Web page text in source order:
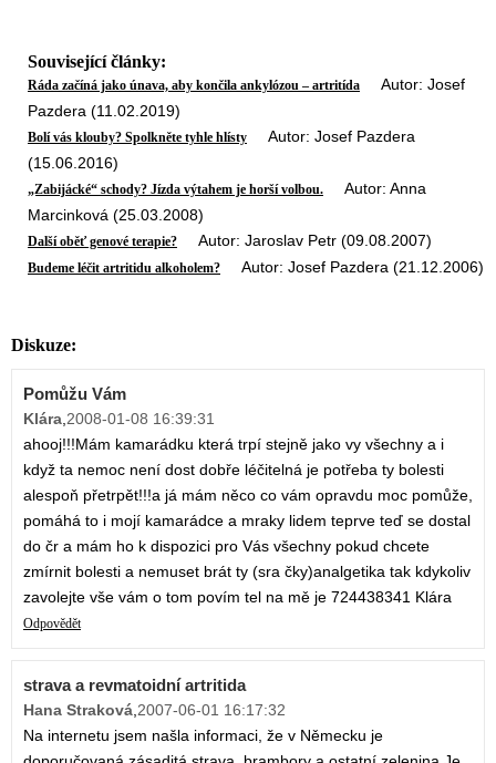
Související články:
Ráda začíná jako únava, aby končila ankylózou – artritída Autor: Josef
Pazdera (11.02.2019)
Bolí vás klouby? Spolkněte tyhle hlísty Autor: Josef Pazdera
(15.06.2016)
„Zabijácké“ schody? Jízda výtahem je horší volbou. Autor: Anna
Marcinková (25.03.2008)
Další oběť genové terapie? Autor: Jaroslav Petr (09.08.2007)
Budeme léčit artritidu alkoholem? Autor: Josef Pazdera (21.12.2006)
Diskuze:
Pomůžu Vám
Klára,2008-01-08 16:39:31
ahooj!!!Mám kamarádku která trpí stejně jako vy všechny a i
když ta nemoc není dost dobře léčitelná je potřeba ty bolesti
alespoň přetrpět!!!a já mám něco co vám opravdu moc pomůže,
pomáhá to i mojí kamarádce a mraky lidem teprve teď se dostal
do čr a mám ho k dispozici pro Vás všechny pokud chcete
zmírnit bolesti a nemuset brát ty (sra čky)analgetika tak kdykoliv
zavolejte vše vám o tom povím tel na mě je 724438341 Klára
Odpovědět
strava a revmatoidní artritida
Hana Straková,2007-06-01 16:17:32
Na internetu jsem našla informaci, že v Německu je